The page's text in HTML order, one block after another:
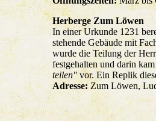
Herberge Zum Löwen
In einer Urkunde 1231
stehende Gebäude mit
wurde die Teilung der
festgehalten und darin kam
teilen" vor. Ein Replik
Adresse: Zum Löwen,